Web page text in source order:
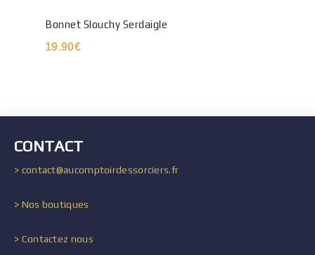
Bonnet Slouchy Serdaigle
19.90€
CONTACT
> contact@aucomptoirdessorciers.fr
> Nos boutiques
> Contactez nous